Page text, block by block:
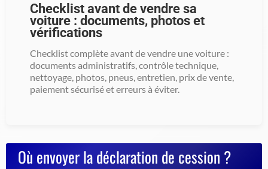
Checklist avant de vendre sa
voiture : documents, photos et
vérifications
Checklist complète avant de vendre une voiture :
documents administratifs, contrôle technique,
nettoyage, photos, pneus, entretien, prix de vente,
paiement sécurisé et erreurs à éviter.
Où envoyer la déclaration de cession ?